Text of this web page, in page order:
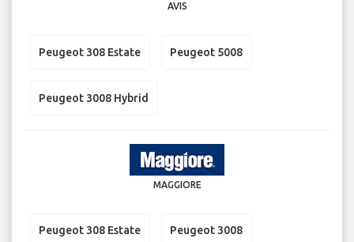
AVIS
Peugeot 308 Estate Peugeot 5008
Peugeot 3008 Hybrid
MAGGIORE
Peugeot 308 Estate Peugeot 3008